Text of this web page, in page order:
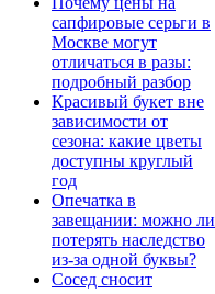
сапфировые серьги в
Москве могут
отличаться в разы:
подробный разбор
Красивый букет вне
зависимости от
сезона: какие цветы
доступны круглый
год
Опечатка в
завещании: можно ли
потерять наследство
из-за одной буквы?
Сосед сносит